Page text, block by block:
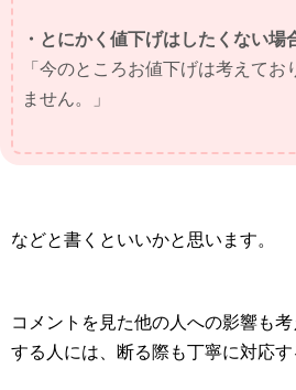
・とにかく値下げはしたくない場
「今のところお値下げは考えてお
ません。」
などと書くといいかと思います。
コメントを見た他の人への影響も
する人には、断る際も丁寧に対応す